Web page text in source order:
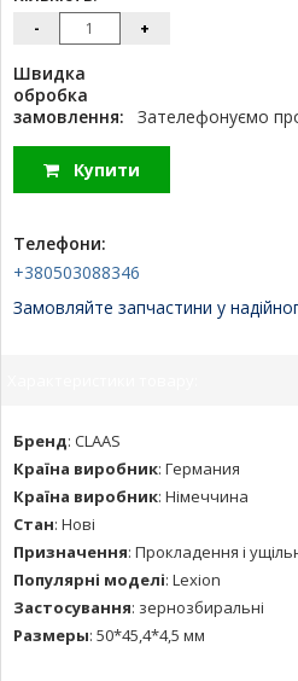
- +
Швидка
обробка
замовлення:
Зателефонуємо
Купити
Телефони:
+380503088346
Замовляйте запчастини у
Бренд: CLAAS
Країна виробник: Германия
Країна виробник: Німеччина
Стан: Нові
Призначення: Прокладення і
Популярні моделі: Lexion
Застосування: зернозбиральні
Размеры: 50*45,4*4,5 мм